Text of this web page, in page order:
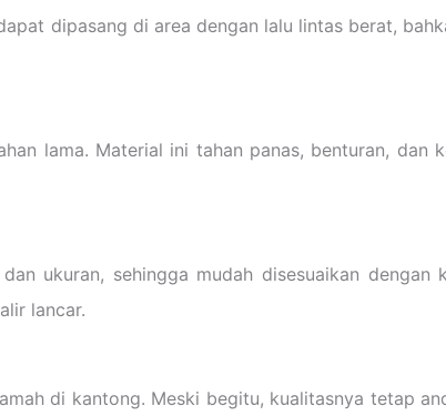
dipasang di area dengan lalu lintas berat,
lama. Material ini tahan panas, benturan, dan
ukuran, sehingga mudah disesuaikan dengan
lancar.
di kantong. Meski begitu, kualitasnya tetap